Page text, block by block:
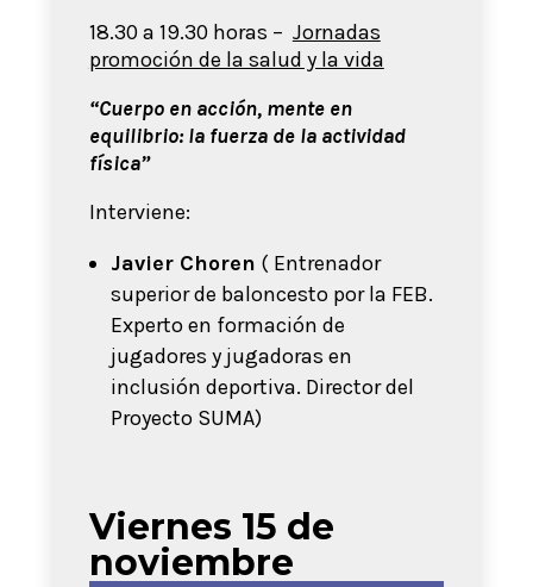
18.30 a 19.30 horas – Jornadas
promoción de la salud y la vida
“Cuerpo en acción, mente en
equilibrio: la fuerza de la actividad
física”
Interviene:
Javier Choren ( Entrenador
superior de baloncesto por la FEB.
Experto en formación de
jugadores y jugadoras en
inclusión deportiva. Director del
Proyecto SUMA)
Viernes 15 de
noviembre